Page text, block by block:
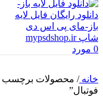
0 مورد
خانه/ محصولات برچسب
فوتبال”